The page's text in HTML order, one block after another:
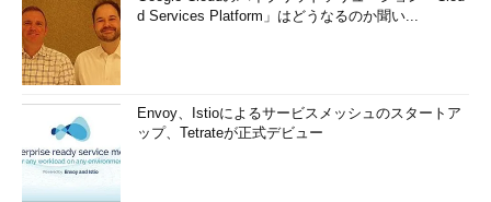
d Services Platform」はどうなるのか聞い...
Envoy、Istioによるサービスメッシュのスタートア
ップ、Tetrateが正式デビュー